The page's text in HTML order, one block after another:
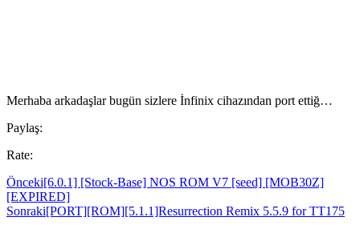
Merhaba arkadaşlar bugün sizlere İnfinix cihazından port ettiğ…
Paylaş:
Rate:
Önceki[6.0.1] [Stock-Base] NOS ROM V7 [seed] [MOB30Z]
[EXPIRED]
Sonraki[PORT][ROM][5.1.1]Resurrection Remix 5.5.9 for TT175